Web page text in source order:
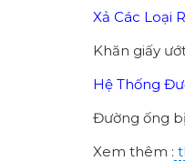
Xả Các Loại
Khăn giấy
Hệ Thống
Đường ống
Xem thêm :